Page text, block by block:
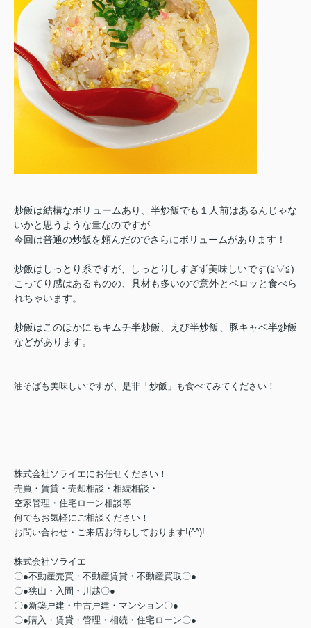
炒飯は結構なボリュームあり、半炒飯でも１人前はあるんじゃな
いかと思うような量なのですが
今回は普通の炒飯を頼んだのでさらにボリュームがあります！
炒飯はしっとり系ですが、しっとりしすぎず美味しいです(≧▽≦)
こってり感はあるものの、具材も多いので意外とペロッと食べら
れちゃいます。
炒飯はこのほかにもキムチ半炒飯、えび半炒飯、豚キャベ半炒飯
などがあります。
油そばも美味しいですが、是非「炒飯」も食べてみてください！
株式会社ソライエにお任せください！
売買・賃貸・売却相談・相続相談・
空家管理・住宅ローン相談等
何でもお気軽にご相談ください！
お問い合わせ・ご来店お待ちしております!(^^)!
株式会社ソライエ
〇●不動産売買・不動産賃貸・不動産買取〇●
〇●狭山・入間・川越〇●
〇●新築戸建・中古戸建・マンション〇●
〇●購入・賃貸・管理・相続・住宅ローン〇●